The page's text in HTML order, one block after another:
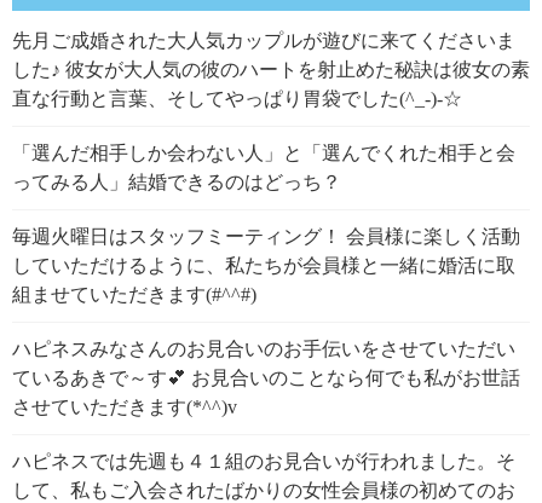
先月ご成婚された大人気カップルが遊びに来てくださいま
した♪ 彼女が大人気の彼のハートを射止めた秘訣は彼女の素
直な行動と言葉、そしてやっぱり胃袋でした(^_-)-☆
「選んだ相手しか会わない人」と「選んでくれた相手と会
ってみる人」結婚できるのはどっち？
毎週火曜日はスタッフミーティング！ 会員様に楽しく活動
していただけるように、私たちが会員様と一緒に婚活に取
組ませていただきます(#^^#)
ハピネスみなさんのお見合いのお手伝いをさせていただい
ているあきで～す💕 お見合いのことなら何でも私がお世話
させていただきます(*^^)v
ハピネスでは先週も４１組のお見合いが行われました。そ
して、私もご入会されたばかりの女性会員様の初めてのお